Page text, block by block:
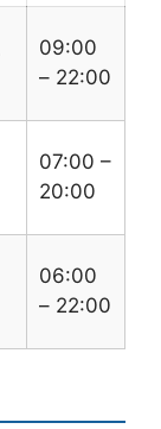
09:00
– 22:00
07:00 –
20:00
06:00
– 22:00